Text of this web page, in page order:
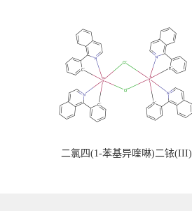
二氯四(1-苯基异喹啉)二铱(III)